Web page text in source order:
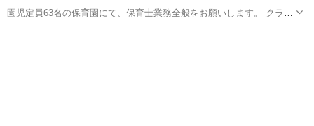
園児定員63名の保育園にて、保育士業務全般をお願いします。 クラス